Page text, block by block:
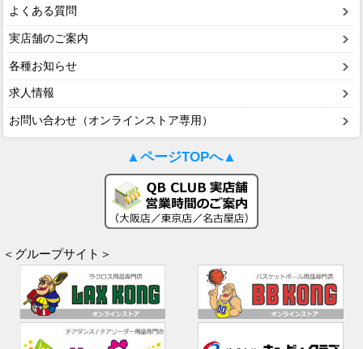
よくある質問
実店舗のご案内
各種お知らせ
求人情報
お問い合わせ（オンラインストア専用）
▲ページTOPへ▲
＜グループサイト＞